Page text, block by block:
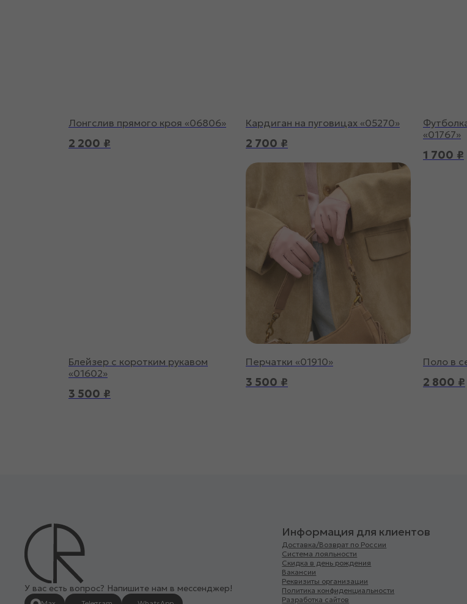
Лонгслив прямого кроя «06806»
2 200 ₽
Кардиган на пуговицах «05270»
2 700 ₽
«01767»
1 700 ₽
Блейзер с коротким рукавом
«01602»
3 500 ₽
Перчатки «01910»
3 500 ₽
Поло в
2 800 ₽
У вас есть вопрос? Напишите нам в мессенджер!
Информация для клиентов
Доставка/Возврат по России
Система лояльности
Скидка в день рождения
Вакансии
Реквизиты организации
Политика конфиденциальности
Разработка сайтов